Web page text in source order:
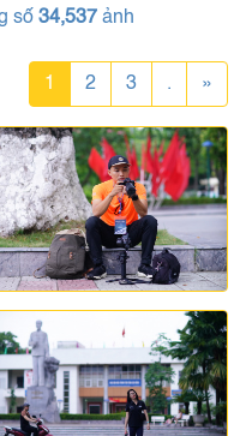
số 34,537 ảnh
1 2 3 . »